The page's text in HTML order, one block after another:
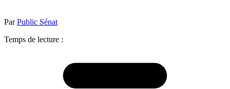
ParPublic Sénat
Temps de lecture :